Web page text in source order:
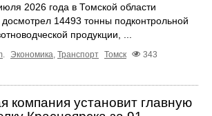
2026 года в Томской области
досмотрел 14493 тонны подконтрольной
продукции, ...
Экономика Транспорт Томск
343
компания установит главную